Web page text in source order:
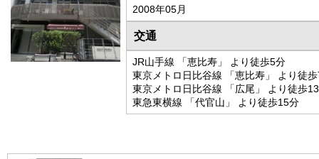
2008年05月
交通
JR山手線 「恵比寿」 より徒歩5分
東京メトロ日比谷線 「恵比寿」 より徒
東京メトロ日比谷線 「広尾」 より徒歩
東急東横線 「代官山」 より徒歩15分